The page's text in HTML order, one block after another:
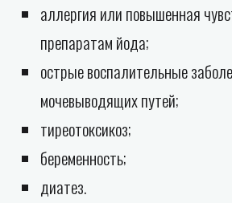
аллергия или повышенная
препаратам йода;
острые воспалительные
мочевыводящих путей;
тиреотоксикоз;
беременность;
диатез.